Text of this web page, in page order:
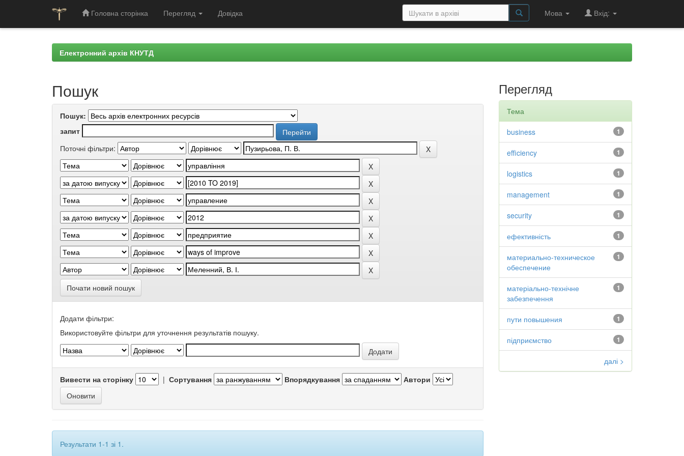
Головна сторінка Перегляд Довідка Мова Вхід:
Електронний архів КНУТД
Пошук
Пошук:
запит
Поточні фільтри:
Почати новий пошук
Додати фільтри:
Використовуйте фільтри для уточнення результатів пошуку.
Вивести на сторінку | Сортування Впорядкування Автори
Результати 1-1 зі 1.
Перегляд
Тема
1
business
1
efficiency
1
logistics
1
management
1
security
1
ефективність
1
материально-техническое
обеспечение
1
матеріально-технічне
забезпечення
1
пути повышения
1
підприємство
далі >